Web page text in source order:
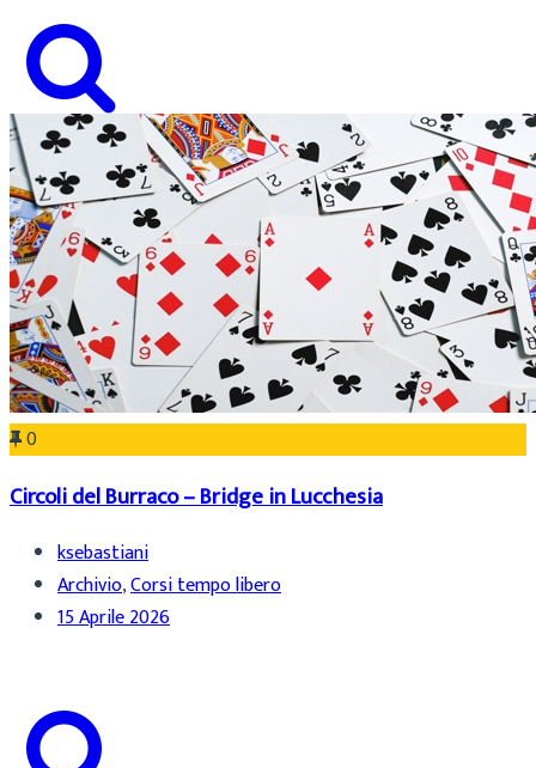
0
Circoli del Burraco – Bridge in Lucchesia
ksebastiani
Archivio,Corsi tempo libero
15 Aprile 2026